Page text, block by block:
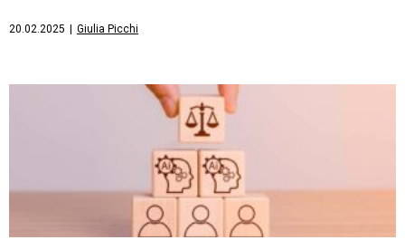
20.02.2025 Giulia Picchi